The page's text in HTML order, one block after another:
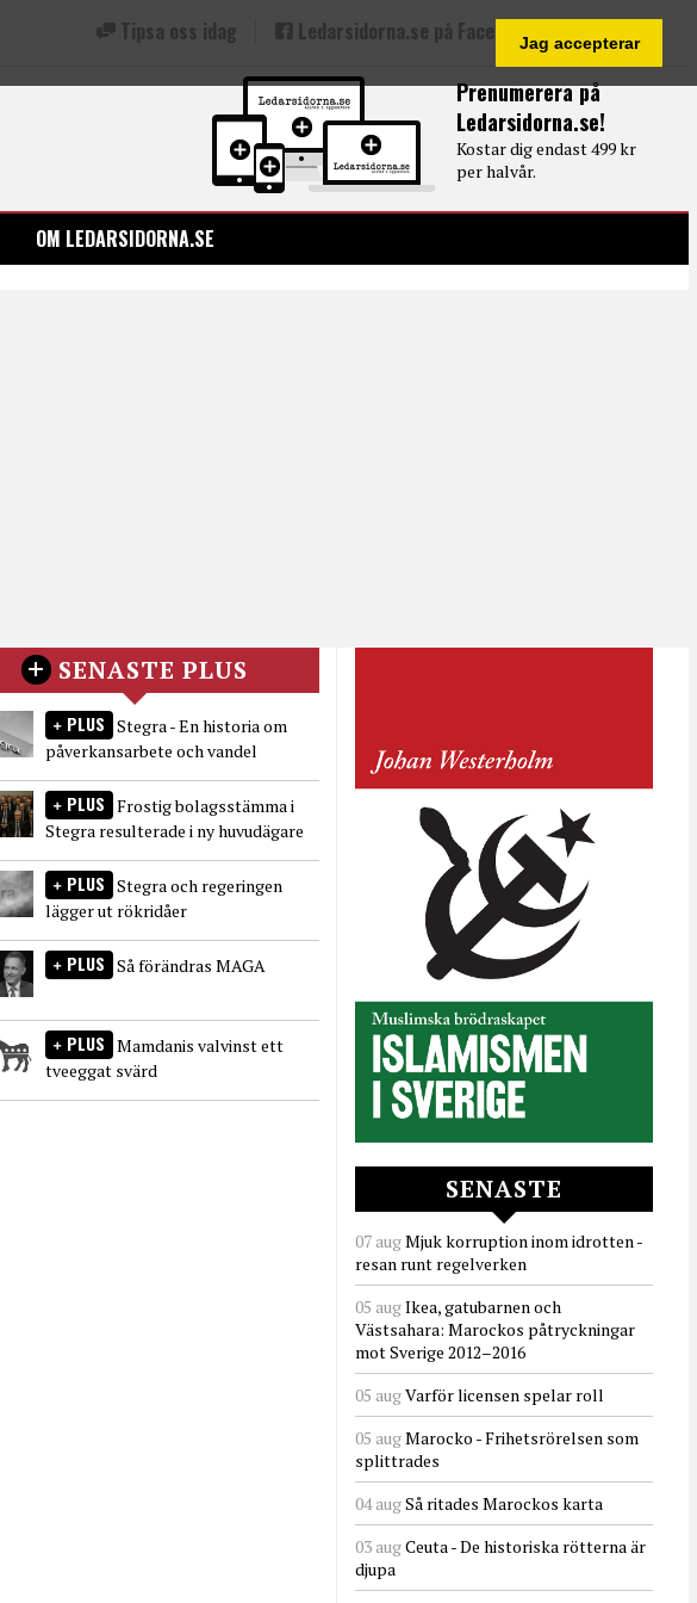
Jag accepterar
Prenumerera på
Ledarsidorna.se!
Kostar dig endast 499 kr
per halvår.
Tipsa oss idag Ledarsidorna.se på Facebook
OM LEDARSIDORNA.SE
SENASTE PLUS
PLUS Stegra - En historia om
påverkansarbete och vandel
PLUS Frostig bolagsstämma i
Stegra resulterade i ny huvudägare
PLUS Stegra och regeringen
lägger ut rökridåer
PLUS Så förändras MAGA
PLUS Mamdanis valvinst ett
tveeggat svärd
SENASTE
07 augMjuk korruption inom idrotten -
resan runt regelverken
05 augIkea, gatubarnen och
Västsahara: Marockos påtryckningar
mot Sverige 2012–2016
05 augVarför licensen spelar roll
05 augMarocko - Frihetsrörelsen som
splittrades
04 augSå ritades Marockos karta
03 augCeuta - De historiska rötterna är
djupa